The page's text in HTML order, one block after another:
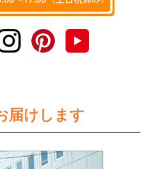
届けします